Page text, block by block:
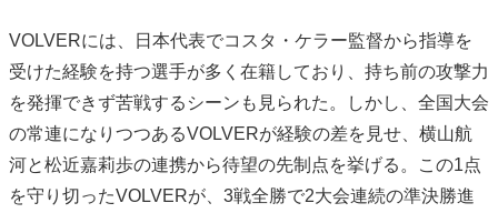
VOLVERには、日本代表でコスタ・ケラー監督から指導を
受けた経験を持つ選手が多く在籍しており、持ち前の攻撃力
を発揮できず苦戦するシーンも見られた。しかし、全国大会
の常連になりつつあるVOLVERが経験の差を見せ、横山航
河と松近嘉莉歩の連携から待望の先制点を挙げる。この1点
を守り切ったVOLVERが、3戦全勝で2大会連続の準決勝進